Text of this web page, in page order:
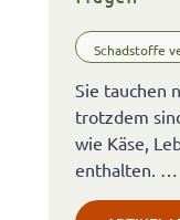
Schadstoffe
Sie tauchen
trotzdem
wie Käse,
enthalten. …